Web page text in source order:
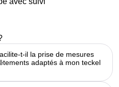
t-il la prise de mesures
adaptés à mon teckel